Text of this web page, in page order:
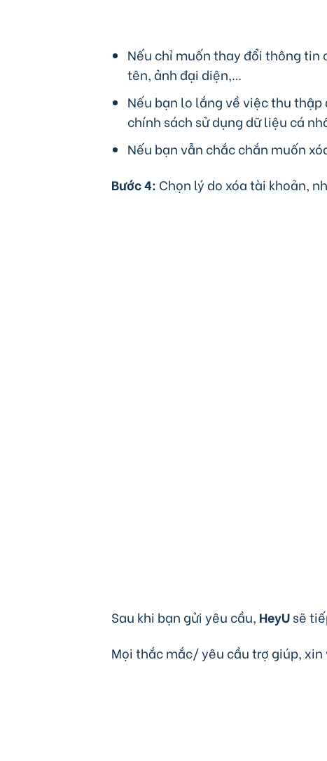
Nếu chỉ muốn thay đổi thông tin
tên, ảnh đại diện,…
Nếu bạn lo lắng về việc thu
chính sách sử dụng dữ liệu cá
Nếu bạn vẫn chắc chắn muốn
Bước 4: Chọn lý do xóa tài khoản,
Sau khi bạn gửi yêu cầu, HeyUsẽ
Mọi thắc mắc/ yêu cầu trợ giúp,